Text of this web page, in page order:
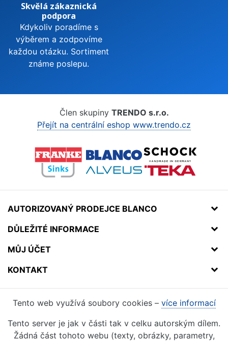
Skvělá zákaznická
podpora
Kdykoliv poradíme s
výběrem a zodpovíme
každou otázku. Sortiment
známe poslepu.
Člen skupiny TRENDO s.r.o.
Přejít na centrální eshop www.trendo.cz
AUTORIZOVANÝ PRODEJCE BLANCO
DŮLEŽITÉ INFORMACE
MŮJ ÚČET
KONTAKT
Tento web využívá soubory cookies – více informací
Tento server je jak v části tak v celku autorským dílem.
Žádná část tohoto webu (texty, obrázky, parametry,